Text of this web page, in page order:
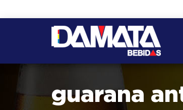
guarana